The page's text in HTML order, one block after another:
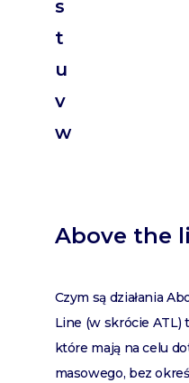
s
t
u
v
w
Above the
Czym są działania
Line (w skrócie ATL)
które mają na celu
masowego, bez